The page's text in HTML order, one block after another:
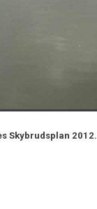
Skybrudsplan 2012.